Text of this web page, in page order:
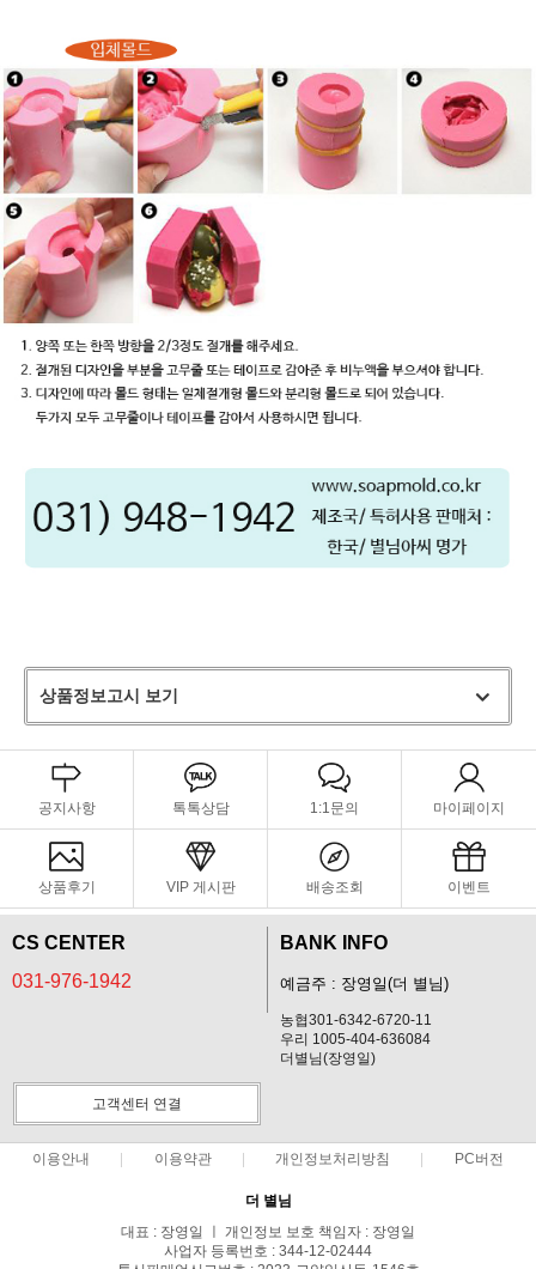
상품정보고시 보기
공지사항 톡톡상담 1:1문의 마이페이지
상품후기 VIP 게시판 배송조회 이벤트
CS CENTER
031-976-1942
BANK INFO
예금주 : 장영일(더 별님)
농협301-6342-6720-11
우리 1005-404-636084
더별님(장영일)
고객센터 연결
이용안내 이용약관 개인정보처리방침 PC버전
더 별님
대표 : 장영일 ㅣ 개인정보 보호 책임자 : 장영일
사업자 등록번호 : 344-12-02444